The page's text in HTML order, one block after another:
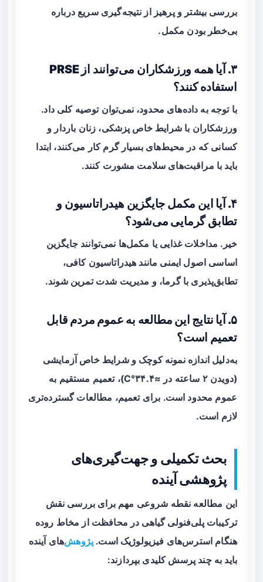
بررسی بیشتر و پرهیز از نتیجه‌گیری سریع درباره
بی‌خطر بودن مکمل.
۳. آیا همه ورزشکاران می‌توانند از PRSE
استفاده کنند؟
با توجه به داده‌های محدود، نمی‌توان توصیه کلی داد.
ورزشکاران با شرایط خاص پزشکی، زنان باردار و
کسانی که در محیط‌های بسیار گرم کار می‌کنند، ابتدا
باید با مراقبت‌های سلامت مشورت کنند.
۴. آیا این مکمل جایگزین هیدراتاسیون و
تطابق گرمایی می‌شود؟
خیر. مداخلات غذایی یا مکمل‌ها نمی‌توانند جایگزین
اساسی اصول ایمنی مانند هیدراتاسیون کافی،
تطابق‌پذیری با گرما، و مدیریت شدت تمرین شوند.
۵. آیا نتایج این مطالعه به عموم مردم قابل
تعمیم است؟
به‌دلیل اندازه نمونه کوچک و شرایط خاص آزمایشی
(دویدن ۲ ساعته در ≈۳۴.۴°C)، تعمیم مستقیم به
عموم محدود است. برای تعمیم، مطالعات گسترده‌تری
لازم است.
بحث تکمیلی و جهت‌گیری‌های
پژوهشی آینده
این مطالعه نقطه شروعی مهم برای بررسی نقش
ترکیبات پلی‌فنولی گیاهی در محافظت از مخاط روده
هنگام استرس‌های فیزیولوژیک است. پژوهش‌های آینده
باید به چند پرسش کلیدی بپردازند: